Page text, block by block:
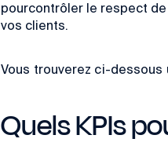
pourcontrôler le respect
vos clients.
Vous trouverez ci-
Quels KPIs